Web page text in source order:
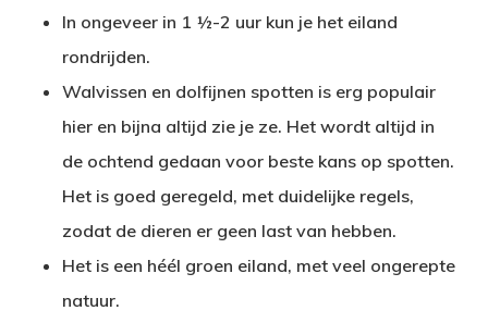
In ongeveer in 1 ½-2 uur kun je het eiland
rondrijden.
Walvissen en dolfijnen spotten is erg populair
hier en bijna altijd zie je ze. Het wordt altijd in
de ochtend gedaan voor beste kans op spotten.
Het is goed geregeld, met duidelijke regels,
zodat de dieren er geen last van hebben.
Het is een héél groen eiland, met veel ongerepte
natuur.